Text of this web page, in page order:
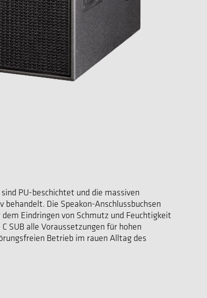
PU-beschichtet und die massiven
Die Speakon-Anschlussbuchsen
Eindringen von Schmutz und Feuchtigkeit
SUB alle Voraussetzungen für hohen
Betrieb im rauen Alltag des